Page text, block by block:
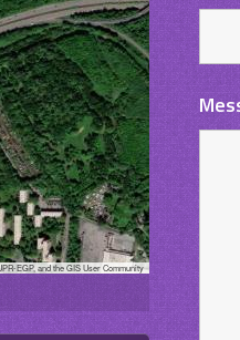
EGP, and the GIS User Community